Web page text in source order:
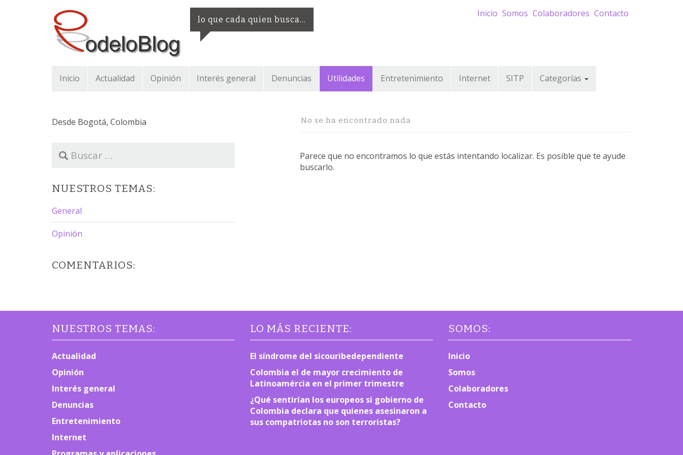
lo que cada quien busca…
Inicio Somos Colaboradores Contacto
Inicio Actualidad Opinión Interés general Denuncias Utilidades Entretenimiento Internet SITP Categorías
No se ha encontrado nada
Parece que no encontramos lo que estás intentando localizar. Es posible que te ayude
buscarlo.
Desde Bogotá, Colombia
a
:
NUESTROS TEMAS:
General
Opinión
COMENTARIOS:
NUESTROS TEMAS:
Actualidad
Opinión
Interés general
Denuncias
Entretenimiento
Internet
LO MÁS RECIENTE:
El síndrome del sicouribedependiente
Colombia el de mayor crecimiento de
Latinoamércia en el primer trimestre
¿Qué sentirían los europeos si gobierno de
Colombia declara que quienes asesinaron a
sus compatriotas no son terroristas?
SOMOS:
Inicio
Somos
Colaboradores
Contacto